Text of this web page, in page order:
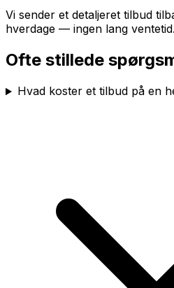
Vi sender et detaljeret tilbud
hverdage — ingen lang ventetid.
Ofte stillede
Hvad koster et tilbud på en